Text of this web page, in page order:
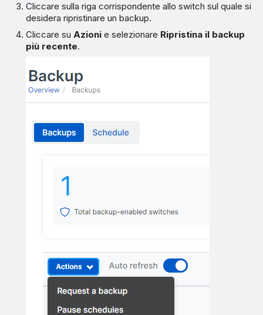
Cliccare sulla riga corrispondente allo switch sul quale si
desidera ripristinare un backup.
Cliccare su Azioni e selezionare Ripristina il backup
più recente.